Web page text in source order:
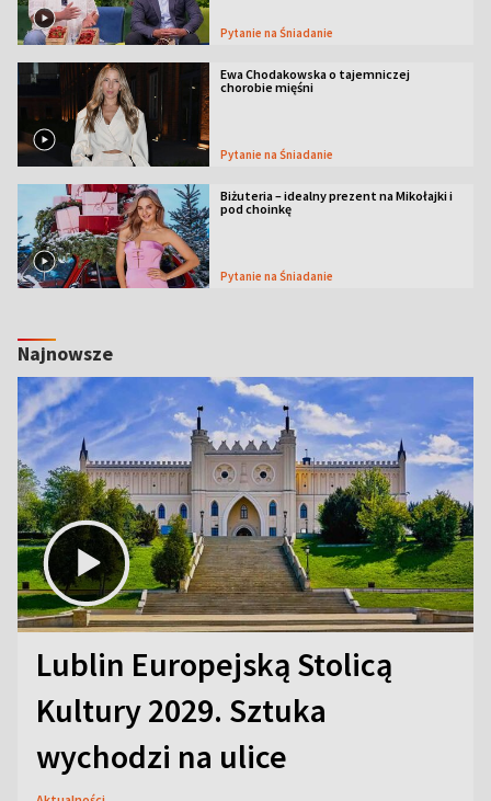
Pytanie na Śniadanie
Ewa Chodakowska o tajemniczej
chorobie mięśni
Pytanie na Śniadanie
Biżuteria – idealny prezent na Mikołajki i
pod choinkę
Pytanie na Śniadanie
Najnowsze
Lublin Europejską Stolicą
Kultury 2029. Sztuka
wychodzi na ulice